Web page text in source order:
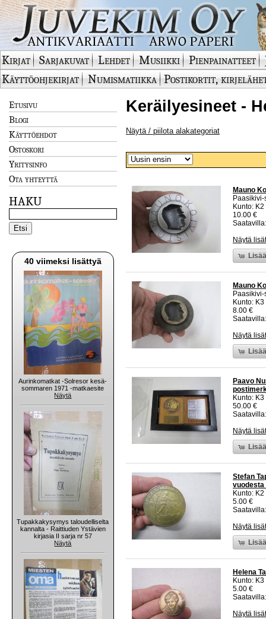
Kirjat Sarjakuvat Lehdet Musiikki Pienpainatteet
Käyttöohjekirjat
Numismatiikka Postikortit,
Etusivu
Blogi
Käyttöehdot
Ostoskori
Yritysinfo
Ota yhteyttä
HAKU
40 viimeksi lisättyä
Aurinkomatkat -Solresor kesä-
sommaren 1971 -matkaesite
Näytä
Tupakkakysymys taloudelliselta
kannalta - Raittiuden Ystävien
kirjasia II sarja nr 57
Näytä
Keräilyesineet -
Näytä / piilota alakategoriat
Mauno
Kunto:
10.00 €
Näytä
Mauno
Kunto:
8.00 €
Näytä
Paavo
Kunto:
50.00 €
Näytä
Stefan
Kunto:
5.00 €
Näytä
Helena
Kunto:
5.00 €
Näytä